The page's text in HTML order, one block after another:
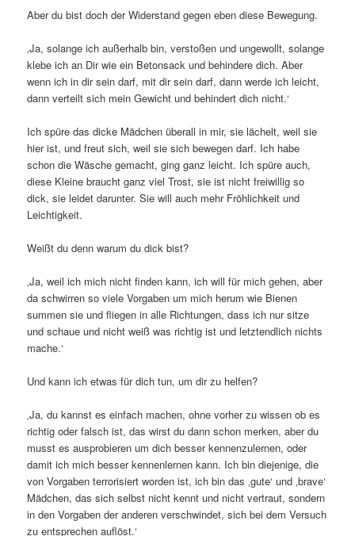
Aber du bist doch der Widerstand gegen eben diese Bewegung.
‚Ja, solange ich außerhalb bin, verstoßen und ungewollt, solange
klebe ich an Dir wie ein Betonsack und behindere dich. Aber
wenn ich in dir sein darf, mit dir sein darf, dann werde ich leicht,
dann verteilt sich mein Gewicht und behindert dich nicht.‘
Ich spüre das dicke Mädchen überall in mir, sie lächelt, weil sie
hier ist, und freut sich, weil sie sich bewegen darf. Ich habe
schon die Wäsche gemacht, ging ganz leicht. Ich spüre auch,
diese Kleine braucht ganz viel Trost, sie ist nicht freiwillig so
dick, sie leidet darunter. Sie will auch mehr Fröhlichkeit und
Leichtigkeit.
Weißt du denn warum du dick bist?
‚Ja, weil ich mich nicht finden kann, ich will für mich gehen, aber
da schwirren so viele Vorgaben um mich herum wie Bienen
summen sie und fliegen in alle Richtungen, dass ich nur sitze
und schaue und nicht weiß was richtig ist und letztendlich nichts
mache.‘
Und kann ich etwas für dich tun, um dir zu helfen?
‚Ja, du kannst es einfach machen, ohne vorher zu wissen ob es
richtig oder falsch ist, das wirst du dann schon merken, aber du
musst es ausprobieren um dich besser kennenzulernen, oder
damit ich mich besser kennenlernen kann. Ich bin diejenige, die
von Vorgaben terrorisiert worden ist, ich bin das ‚gute‘ und ‚brave‘
Mädchen, das sich selbst nicht kennt und nicht vertraut, sondern
in den Vorgaben der anderen verschwindet, sich bei dem Versuch
zu entsprechen auflöst.‘